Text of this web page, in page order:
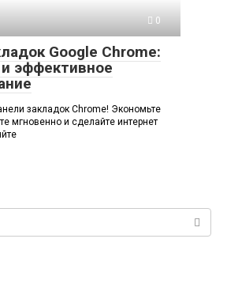
0
Google Chrome:
эффективное
закладок Chrome! Экономьте
мгновенно и сделайте интернет